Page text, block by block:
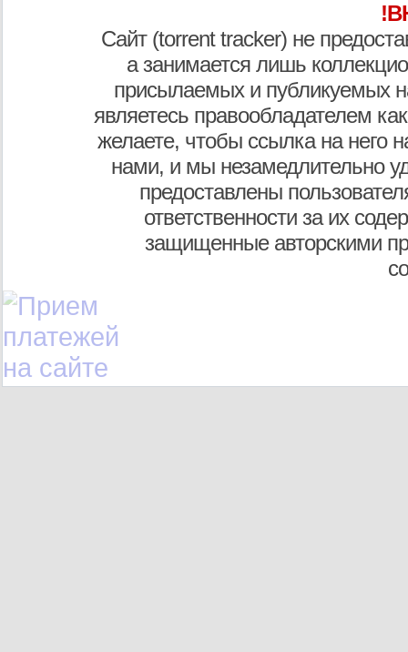
Сайт (torrent tracker) не
а занимается лишь
присылаемых и публикуемых
являетесь правообладателем
желаете, чтобы ссылка на него
нами, и мы незамедлительно
предоставлены
ответственности за их
защищенные авторскими